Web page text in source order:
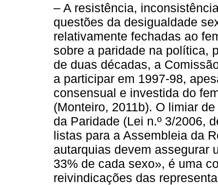
– A resistência,
questões da desigualdade
relativamente fechadas ao
sobre a paridade na política,
de duas décadas, a
a participar em 1997-98,
consensual e investida do
(Monteiro, 2011b). O limiar
da Paridade (Lei n.º 3/2006,
listas para a Assembleia da
autarquias devem assegurar
33% de cada sexo», é uma
reivindicações das